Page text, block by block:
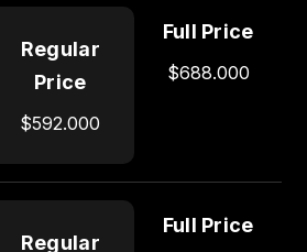
$592.000
$688.000